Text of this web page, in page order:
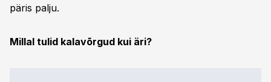
päris palju.
Millal tulid kalavõrgud kui äri?